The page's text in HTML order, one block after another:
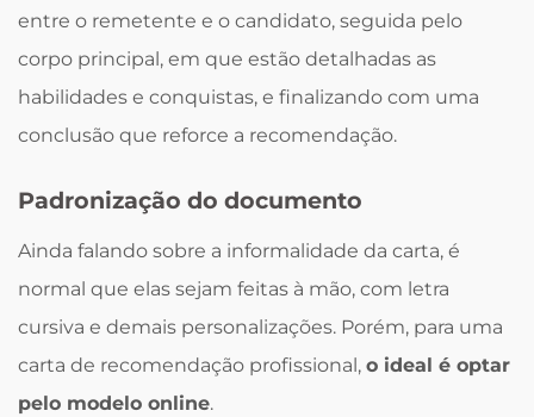
entre o remetente e o candidato, seguida pelo
corpo principal, em que estão detalhadas as
habilidades e conquistas, e finalizando com uma
conclusão que reforce a recomendação.
Padronização do documento
Ainda falando sobre a informalidade da carta, é
normal que elas sejam feitas à mão, com letra
cursiva e demais personalizações. Porém, para uma
carta de recomendação profissional, o ideal é optar
pelo modelo online.